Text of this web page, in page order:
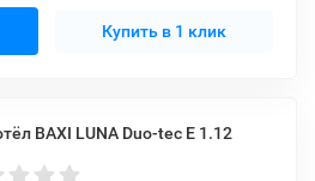
Купить в 1 клик
BAXI LUNA Duo-tec E 1.12